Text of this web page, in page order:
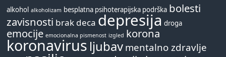
alkohol alkoholizam besplatna psihoterapijska podrška bolesti
zavisnosti brak deca depresija droga
emocije emocionalna pismenost izgled korona
koronavirus ljubav mentalno zdravlje